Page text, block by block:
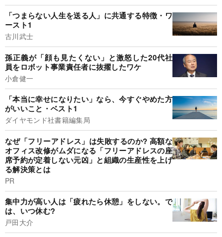
「つまらない人生を送る人」に共通する特徴・ワ
ースト1
古川武士
孫正義が「顔も見たくない」と激怒した20代社
員をロボット事業責任者に抜擢したワケ
小倉健一
「本当に幸せになりたい」なら、今すぐやめた方
がいいこと・ベスト1
ダイヤモンド社書籍編集局
なぜ「フリーアドレス」は失敗するのか? 高額な
オフィス改修がムダになる「フリーアドレスの座
席予約が定着しない元凶」と組織の生産性を上げ
る解決策とは
PR
集中力が高い人は「疲れたら休憩」をしない。で
は、いつ休む?
戸田大介